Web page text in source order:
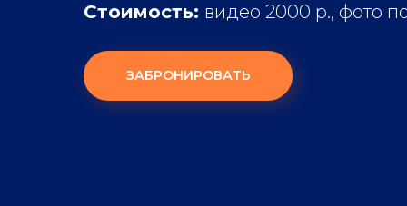
Стоимость: видео 2000 р., фото
ЗАБРОНИРОВАТЬ